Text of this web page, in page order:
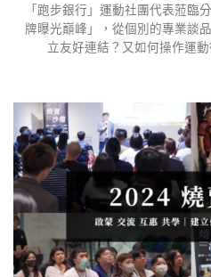
「跑步銀行」運動社團代表蒞臨
牌曝光巔峰」，從個別的專業談
立友好連結？又如何操作運